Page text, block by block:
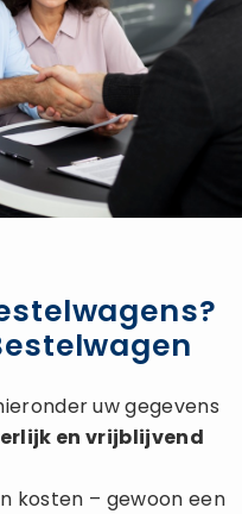
uw gegevens
en vrijblijvend
kosten – gewoon een